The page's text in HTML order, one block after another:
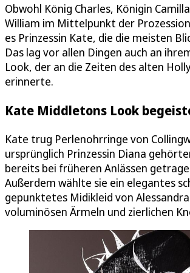
Obwohl König Charles, Königin
William im Mittelpunkt der
es Prinzessin Kate, die die meisten
Das lag vor allen Dingen auch an
Look, der an die Zeiten des alten
erinnerte.
Kate Middletons Look
Kate trug Perlenohrringe von
ursprünglich Prinzessin Diana
bereits bei früheren Anlässen
Außerdem wählte sie ein elegantes
gepunktetes Midikleid von
voluminösen Ärmeln und zierlichen